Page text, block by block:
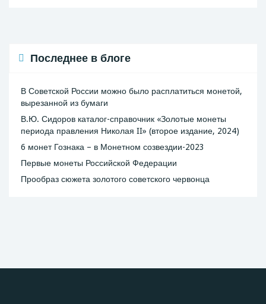
Последнее в блоге
В Советской России можно было расплатиться монетой,
вырезанной из бумаги
В.Ю. Сидоров каталог-справочник «Золотые монеты
периода правления Николая II» (второе издание, 2024)
6 монет Гознака – в Монетном созвездии-2023
Первые монеты Российской Федерации
Прообраз сюжета золотого советского червонца